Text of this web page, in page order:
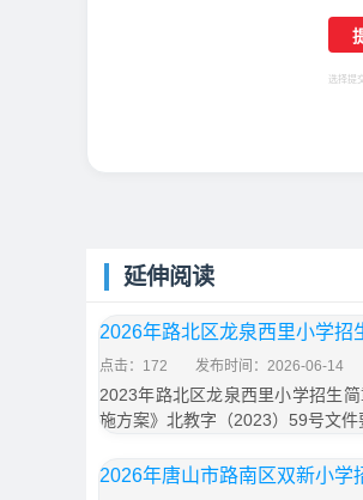
选择提
延伸阅读
2026年路北区龙泉西里小学招
点击：172 发布时间：2026-06-14
2023年路北区龙泉西里小学招生
施方案》北教字（2023）59号文
2026年唐山市路南区双新小学